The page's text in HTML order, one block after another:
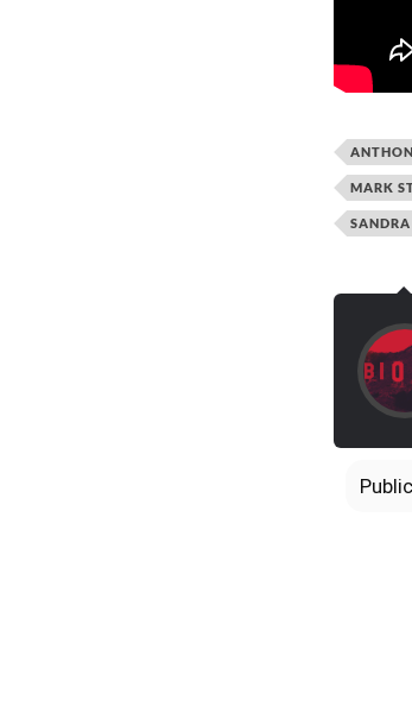
MARK